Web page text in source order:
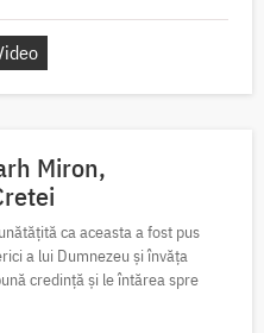
Miron,
ca aceasta a fost pus
a lui Dumnezeu și învăța
credință și le întărea spre